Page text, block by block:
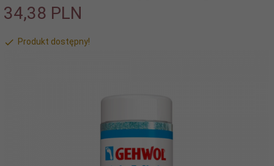
34,38 PLN
Produkt dostępny!